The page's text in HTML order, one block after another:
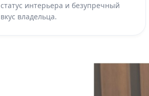
статус интерьера и безупречный
вкус владельца.